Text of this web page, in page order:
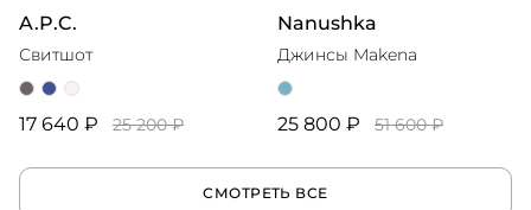
A.P.C.
Свитшот
17 640 ₽ 25 200 ₽
Nanushka
Джинсы Makena
25 800 ₽ 51 600 ₽
СМОТРЕТЬ ВСЕ